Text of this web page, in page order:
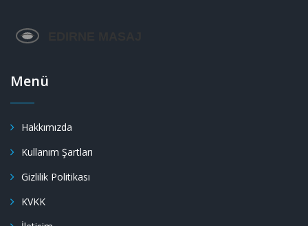
Menü
Hakkımızda
Kullanım Şartları
Gizlilik Politikası
KVKK